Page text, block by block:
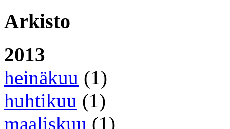
Arkisto
2013
heinäkuu (1)
huhtikuu (1)
maaliskuu (1)